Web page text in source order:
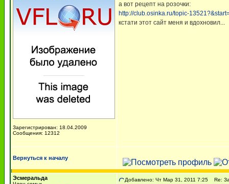
Зарегистрирован: 18.04.2009
Сообщения: 12312
а вот рецепт на розочки:
http://club.osinka.ru/topic-
кстати этот сайт меня и вдохновил...
Вернуться к началу
Эсмеральда Добавлено: Чт Мар 31, 2011 7:25 Re: